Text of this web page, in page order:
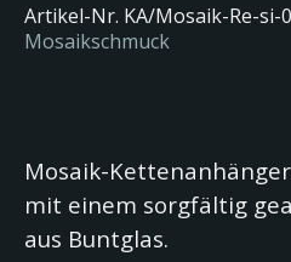
Artikel-Nr. KA/Mosaik-Re-si-
Mosaikschmuck
Mosaik-
mit einem sorgfältig
aus Buntglas.